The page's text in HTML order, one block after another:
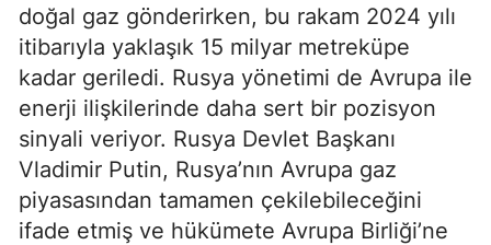
doğal gaz gönderirken, bu rakam 2024 yılı
itibarıyla yaklaşık 15 milyar metreküpe
kadar geriledi. Rusya yönetimi de Avrupa ile
enerji ilişkilerinde daha sert bir pozisyon
sinyali veriyor. Rusya Devlet Başkanı
Vladimir Putin, Rusya’nın Avrupa gaz
piyasasından tamamen çekilebileceğini
ifade etmiş ve hükümete Avrupa Birliği’ne